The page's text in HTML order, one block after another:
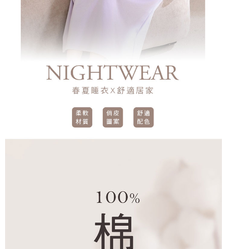
恩沛科技股份有限公司將有權停止該用戶之使用額度並採取法律行動。